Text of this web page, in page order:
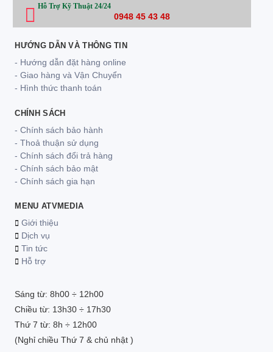
Hỗ Trợ Kỹ Thuật 24/24
0948 45 43 48
HƯỚNG DẪN VÀ THÔNG TIN
- Hướng dẫn đặt hàng online
- Giao hàng và Vận Chuyển
- Hình thức thanh toán
CHÍNH SÁCH
- Chính sách bảo hành
- Thoả thuận sử dụng
- Chính sách đổi trả hàng
- Chính sách bảo mật
- Chính sách gia hạn
MENU ATVMEDIA
Giới thiệu
Dịch vụ
Tin tức
Hỗ trợ
Sáng từ: 8h00 ÷ 12h00
Chiều từ: 13h30 ÷ 17h30
Thứ 7 từ: 8h ÷ 12h00
(Nghỉ chiều Thứ 7 & chủ nhật )